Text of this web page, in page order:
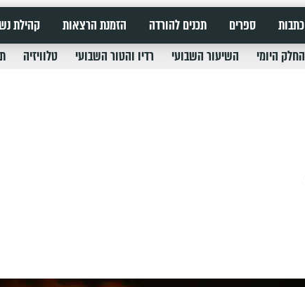
כתבות ספרים תכנים להורדה הזמנת הרצאות קהילת
החלק היומי
השיעור השבועי רדיו והטור השבועי טלוויזיה